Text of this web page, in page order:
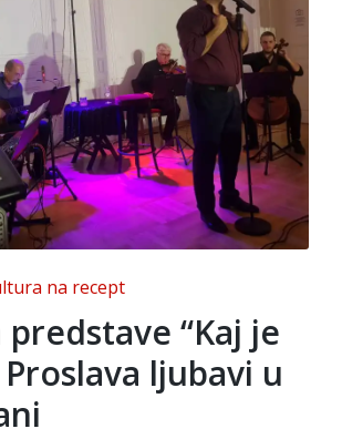
na recept
predstave “Kaj je
ljubavi u